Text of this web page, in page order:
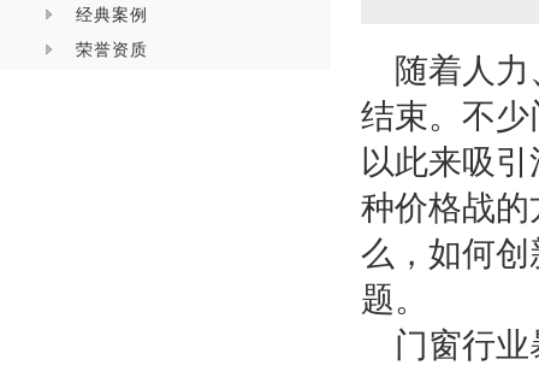
经典案例
荣誉资质
随着人
结束。不
以此来吸
种价格战
么，如何
题。
门窗行